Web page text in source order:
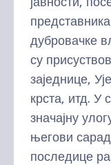
дубровачке
су
заједнице,
крста, итд. У
значајну
његови
последице